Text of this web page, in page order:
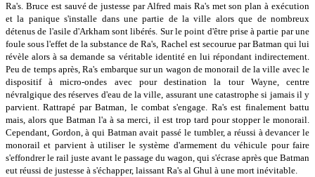
Ra's. Bruce est sauvé de justesse par Alfred mais Ra's met son plan à exécution
et la panique s'installe dans une partie de la ville alors que de nombreux
détenus de l'asile d'Arkham sont libérés. Sur le point d'être prise à partie par une
foule sous l'effet de la substance de Ra's, Rachel est secourue par Batman qui lui
révèle alors à sa demande sa véritable identité en lui répondant indirectement.
Peu de temps après, Ra's embarque sur un wagon de monorail de la ville avec le
dispositif à micro-ondes avec pour destination la tour Wayne, centre
névralgique des réserves d'eau de la ville, assurant une catastrophe si jamais il y
parvient. Rattrapé par Batman, le combat s'engage. Ra's est finalement battu
mais, alors que Batman l'a à sa merci, il est trop tard pour stopper le monorail.
Cependant, Gordon, à qui Batman avait passé le tumbler, a réussi à devancer le
monorail et parvient à utiliser le système d'armement du véhicule pour faire
s'effondrer le rail juste avant le passage du wagon, qui s'écrase après que Batman
eut réussi de justesse à s'échapper, laissant Ra's al Ghul à une mort inévitable.